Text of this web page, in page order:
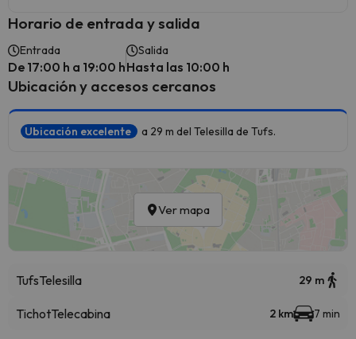
Horario de entrada y salida
Entrada
De 17:00 h a 19:00 h
Salida
Hasta las 10:00 h
Ubicación y accesos cercanos
Ubicación excelente a 29 m del Telesilla de Tufs.
Ver mapa
TufsTelesilla 29 m
TichotTelecabina 2 km 7 min